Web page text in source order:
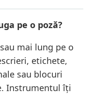
pe o poză?
mai lung pe o
etichete,
sau blocuri
Instrumentul îți